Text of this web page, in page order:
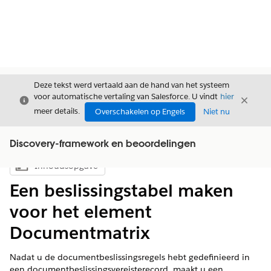
Sluiten
Deze tekst werd vertaald aan de hand van het systeem
voor automatische vertaling van Salesforce. U vindt hier
meer details.
Overschakelen op Engels Niet nu
Sluiten
Discovery-framework en beoordelingen
Inhoudsopgave weergeven
Inhoudsopgave
Een beslissingstabel maken
voor het element
Documentmatrix
Nadat u de documentbeslissingsregels hebt gedefinieerd in